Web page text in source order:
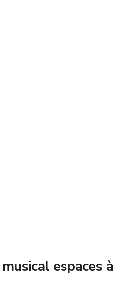
espaces à